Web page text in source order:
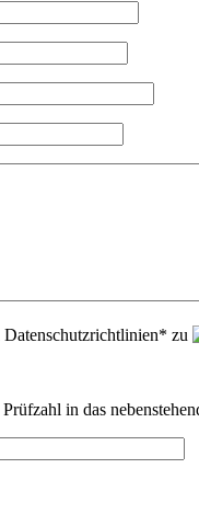
Datenschutzrichtlinien* zu
in das